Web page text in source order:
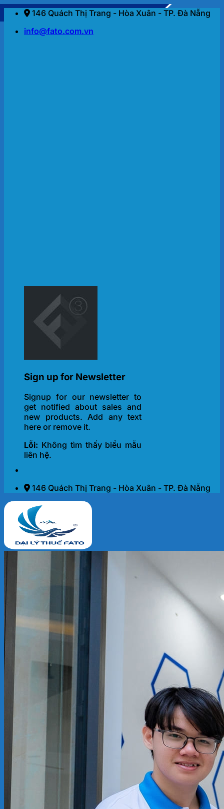
qua
146 Quách Thị Trang - Hòa Xuân - TP. Đà Nẵng
info@fato.com.vn
Sign up for Newsletter
Signup for our newsletter to
get notified about sales and
new products. Add any text
here or remove it.
Lỗi: Không tìm thấy biểu mẫu
liên hệ.
146 Quách Thị Trang - Hòa Xuân - TP. Đà Nẵng
KẾ TOÁN – THUẾ
ĐẠI LÝ THUẾ
PHÁP LÝ DOANH NGHIỆP
Kiến thức chuyên ngành
KẾ TOÁN – TÀI CHÍNH
GIỚI THIỆU
CHÍNH SÁCH BẢO MẬT